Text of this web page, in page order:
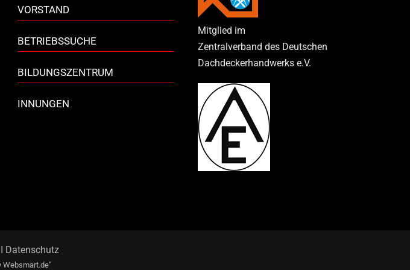
VORSTAND
BETRIEBSSUCHE
BILDUNGSZENTRUM
INNUNGEN
Mitglied im
Zentralverband des Deutschen
Dachdeckerhandwerks e.V.
I Datenschutz
Websmart.de”